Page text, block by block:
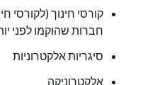
קורסי חינוך (לקורסי
חברות שהוקמו לפני
סיגריות אלקטרוניות
אלקטרוניקה